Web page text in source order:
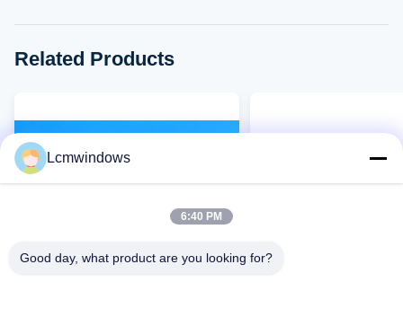
Related Products
Lcmwindows
6:40 PM
Good day, what product are you looking for?